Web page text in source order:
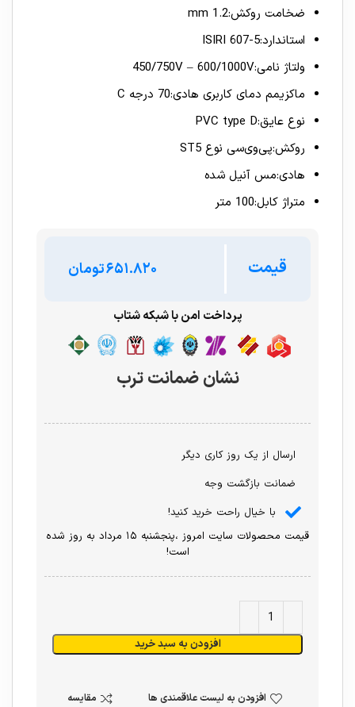
ضخامت روکش:1.2 mm
استاندارد:ISIRI 607-5
ولتاژ نامی:450/750V – 600/1000V
ماکزیمم دمای کاربری هادی:70 درجه C
نوع عایق:PVC type D
روکش:پی‌وی‌سی نوع ST5
هادی:مس آنیل شده
متراژ کابل:100 متر
قیمت تومان
پرداخت امن با شبکه شتاب
نشان ضمانت ترب
ارسال از یک روز کاری دیگر
ضمانت بازگشت وجه
با خیال راحت خرید کنید!
قیمت محصولات سایت امروز ،پنجشنبه ۱۵ مرداد به روز شده
است!
افزودن به سبد خرید
افزودن به لیست علاقمندی ها مقایسه